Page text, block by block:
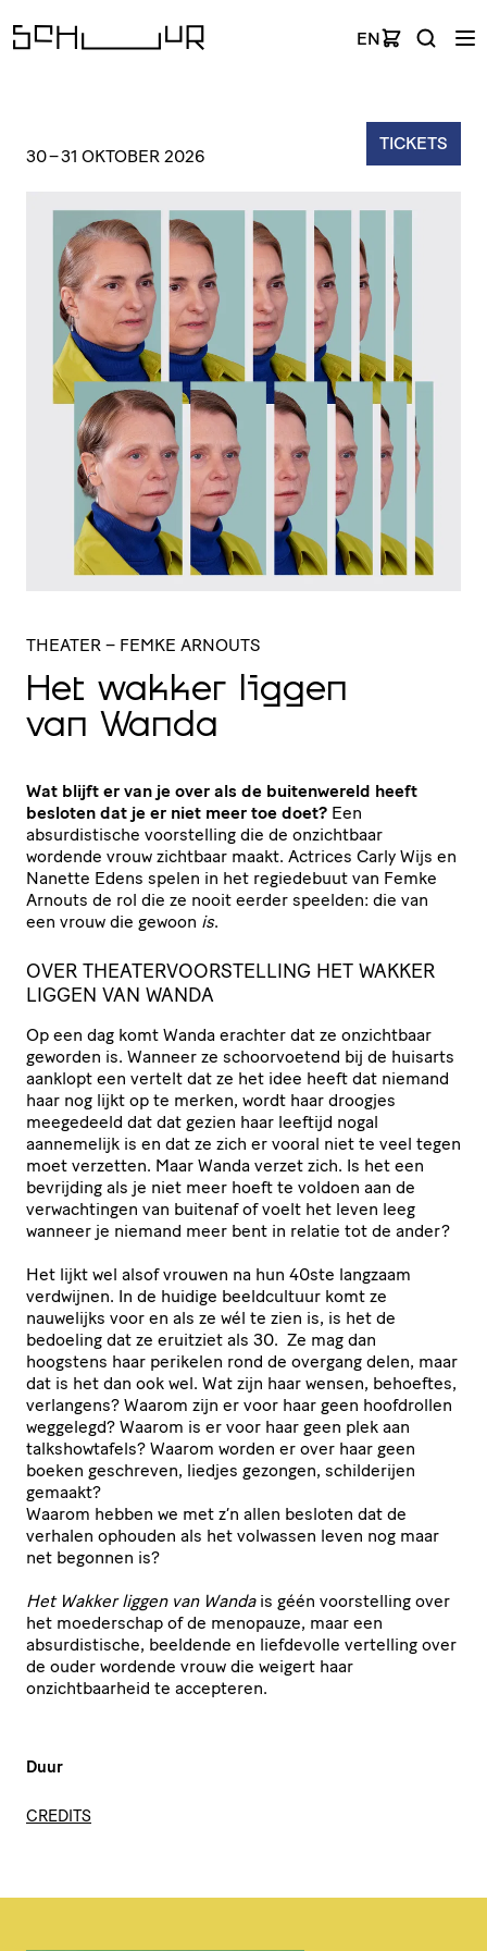
EN
TICKETS
30–31 OKTOBER 2026
THEATER – FEMKE ARNOUTS
Het wakker liggen
van Wanda
Wat blijft er van je over als de buitenwereld heeft
besloten dat je er niet meer toe doet? Een
absurdistische voorstelling die de onzichtbaar
wordende vrouw zichtbaar maakt. Actrices Carly Wijs en
Nanette Edens spelen in het regiedebuut van Femke
Arnouts de rol die ze nooit eerder speelden: die van
een vrouw die gewoon is.
OVER THEATERVOORSTELLING HET WAKKER
LIGGEN VAN WANDA
Op een dag komt Wanda erachter dat ze onzichtbaar
geworden is. Wanneer ze schoorvoetend bij de huisarts
aanklopt een vertelt dat ze het idee heeft dat niemand
haar nog lijkt op te merken, wordt haar droogjes
meegedeeld dat dat gezien haar leeftijd nogal
aannemelijk is en dat ze zich er vooral niet te veel tegen
moet verzetten. Maar Wanda verzet zich. Is het een
bevrijding als je niet meer hoeft te voldoen aan de
verwachtingen van buitenaf of voelt het leven leeg
wanneer je niemand meer bent in relatie tot de ander?
Het lijkt wel alsof vrouwen na hun 40ste langzaam
verdwijnen. In de huidige beeldcultuur komt ze
nauwelijks voor en als ze wél te zien is, is het de
bedoeling dat ze eruitziet als 30. Ze mag dan
hoogstens haar perikelen rond de overgang delen, maar
dat is het dan ook wel. Wat zijn haar wensen, behoeftes,
verlangens? Waarom zijn er voor haar geen hoofdrollen
weggelegd? Waarom is er voor haar geen plek aan
talkshowtafels? Waarom worden er over haar geen
boeken geschreven, liedjes gezongen, schilderijen
gemaakt?
Waarom hebben we met z’n allen besloten dat de
verhalen ophouden als het volwassen leven nog maar
net begonnen is?
Het Wakker liggen van Wandais géén voorstelling over
het moederschap of de menopauze, maar een
absurdistische, beeldende en liefdevolle vertelling over
de ouder wordende vrouw die weigert haar
onzichtbaarheid te accepteren.
Duur
CREDITS